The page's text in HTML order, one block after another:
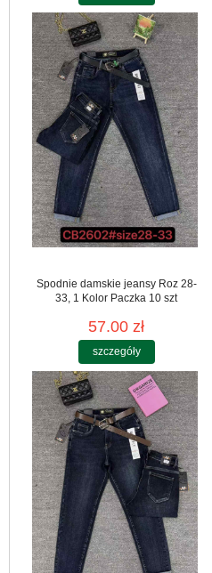
Spodnie damskie jeansy Roz 28-
33, 1 Kolor Paczka 10 szt
57.00 zł
szczegóły